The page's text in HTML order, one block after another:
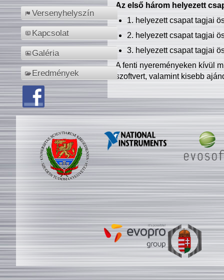
Versenyhelyszín
Kapcsolat
Galéria
Eredmények
Az első három helyezett
1. helyezett csapat tagjai
2. helyezett csapat tagjai
3. helyezett csapat tagjai
A fenti nyereményeken kívül
szoftvert, valamint kisebb